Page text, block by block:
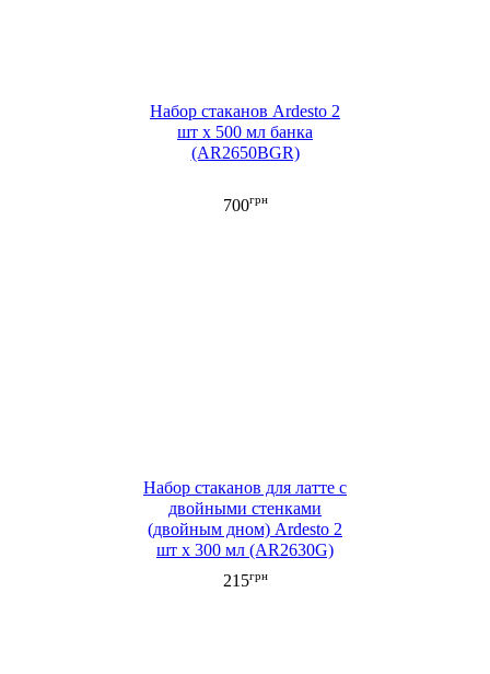
Набор стаканов Ardesto 2
шт х 500 мл банка
(AR2650BGR)
700грн
Набор стаканов для латте с
двойными стенками
(двойным дном) Ardesto 2
шт х 300 мл (AR2630G)
215грн